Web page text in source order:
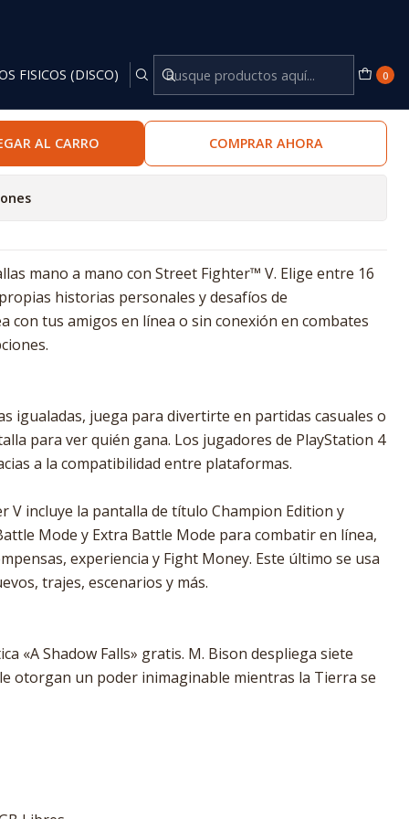
FISICOS (DISCO) 0
AL CARRO COMPRAR AHORA
mano a mano con Street Fighter™ V. Elige entre 16
historias personales y desafíos de
con tus amigos en línea o sin conexión en combates
igualadas, juega para divertirte en partidas casuales o
para ver quién gana. Los jugadores de PlayStation 4
a la compatibilidad entre plataformas.
V incluye la pantalla de título Champion Edition y
Mode y Extra Battle Mode para combatir en línea,
experiencia y Fight Money. Este último se usa
trajes, escenarios y más.
«A Shadow Falls» gratis. M. Bison despliega siete
otorgan un poder inimaginable mientras la Tierra se